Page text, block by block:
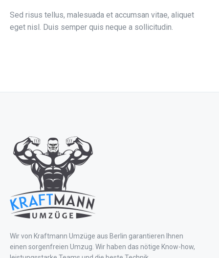
Sed risus tellus, malesuada et accumsan vitae, aliquet
eget nisl. Duis semper quis neque a sollicitudin.
Wir von Kraftmann Umzüge aus Berlin garantieren Ihnen
einen sorgenfreien Umzug. Wir haben das nötige Know-how,